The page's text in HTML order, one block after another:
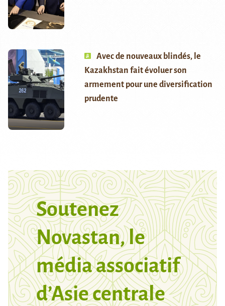
Avec de nouveaux blindés, le
Kazakhstan fait évoluer son
armement pour une diversification
prudente
Soutenez
Novastan, le
média associatif
d’Asie centrale